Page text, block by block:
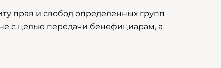
прав и свобод определенных групп
с целью передачи бенефициарам, а